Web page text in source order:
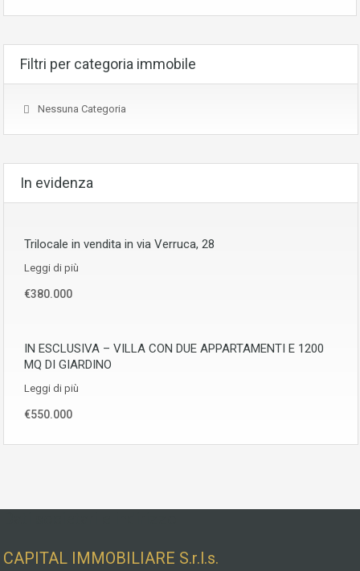
Filtri per categoria immobile
Nessuna Categoria
In evidenza
Trilocale in vendita in via Verruca, 28
Leggi di più
€380.000
IN ESCLUSIVA – VILLA CON DUE APPARTAMENTI E 1200
MQ DI GIARDINO
Leggi di più
€550.000
CAPITAL IMMOBILIARE S.r.l.s.